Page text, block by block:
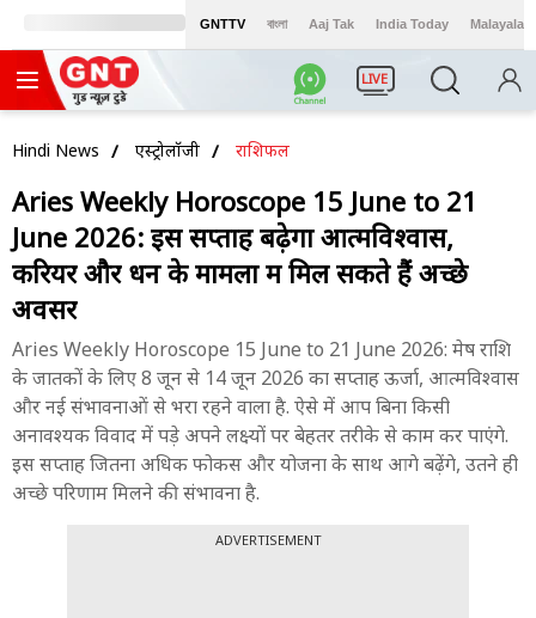
GNTTV বাংলা Aaj Tak India Today Malayalam
LIVE
Hindi News एस्ट्रोलॉजी राशिफल
Aries Weekly Horoscope 15 June to 21
June 2026: इस सप्ताह बढ़ेगा आत्मविश्वास,
करियर और धन के मामलों में मिल सकते हैं अच्छे
अवसर
Aries Weekly Horoscope 15 June to 21 June 2026: मेष राशि
के जातकों के लिए 8 जून से 14 जून 2026 का सप्ताह ऊर्जा, आत्मविश्वास
और नई संभावनाओं से भरा रहने वाला है. ऐसे में आप बिना किसी
अनावश्यक विवाद में पड़े अपने लक्ष्यों पर बेहतर तरीके से काम कर पाएंगे.
इस सप्ताह जितना अधिक फोकस और योजना के साथ आगे बढ़ेंगे, उतने ही
अच्छे परिणाम मिलने की संभावना है.
ADVERTISEMENT